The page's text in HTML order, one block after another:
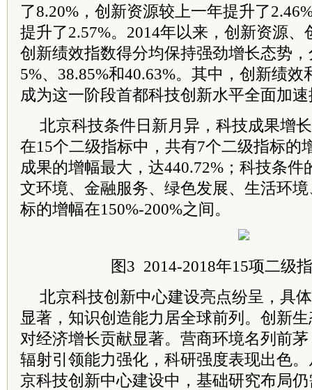
了8.20%，创新资源较上一年提升了
提升了2.57%。2014年以来，创新资源
创新绩效指数得分均保持强劲增长态势
5%、38.85%和40.63%。其中，创新绩
成为这一阶段首都科技创新水平全面加
北京科技条件日新月异，科技成果增
在15个二级指标中，共有7个二级指标的
成果的增幅最大，达440.72%；科技条件
文环境、金融服务、绿色发展、生活环
标的增幅在150%-200%之间。
图3 2014-2018年15项二级
北京科技创新中心建设亮点纷呈，具
显著，知识创造能力居全球前列。创新
对经济增长贡献显著。营商环境名列前
辐射引领能力强化，科研强度表现出色
京科技创新中心建设中，基础研究布局